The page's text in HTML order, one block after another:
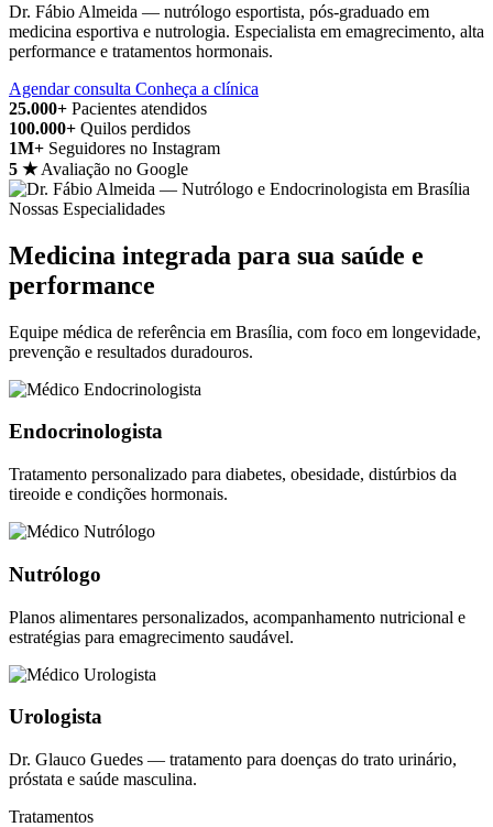
Dr. Fábio Almeida — nutrólogo esportista, pós-graduado em
medicina esportiva e nutrologia. Especialista em emagrecimento, alta
performance e tratamentos hormonais.
Agendar consulta Conheça a clínica
25.000+ Pacientes atendidos
100.000+ Quilos perdidos
1M+ Seguidores no Instagram
5 ★ Avaliação no Google
Nossas Especialidades
Medicina integrada para sua saúde e
performance
Equipe médica de referência em Brasília, com foco em longevidade,
prevenção e resultados duradouros.
Endocrinologista
Tratamento personalizado para diabetes, obesidade, distúrbios da
tireoide e condições hormonais.
Nutrólogo
Planos alimentares personalizados, acompanhamento nutricional e
estratégias para emagrecimento saudável.
Urologista
Dr. Glauco Guedes — tratamento para doenças do trato urinário,
próstata e saúde masculina.
Tratamentos